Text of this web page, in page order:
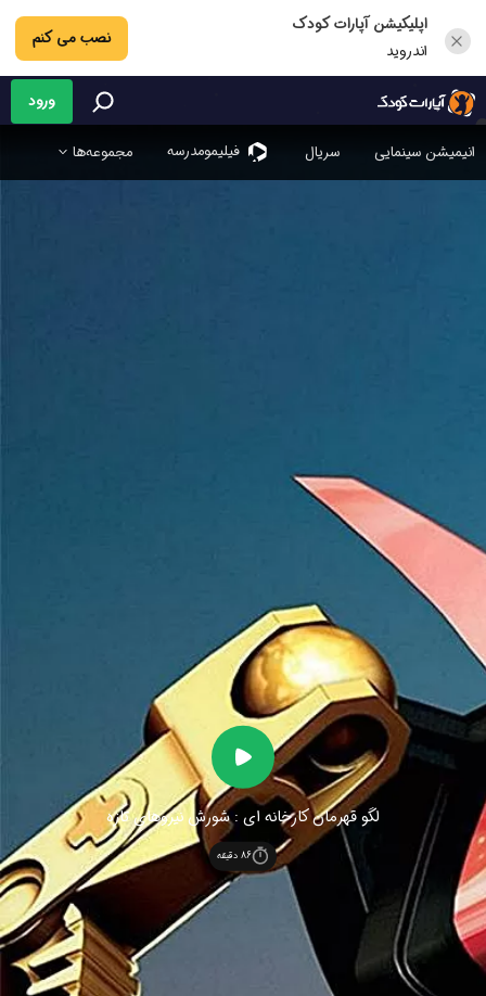
اپلیکیشن آپارات کودک
اندروید
نصب می کنم
انیمیشن سینمایی سریال فیلیمو‌مدرسه مجموعه‌ها
ورود
لگو قهرمان کارخانه ای : شورش نیروهای تازه
86 دقیقه